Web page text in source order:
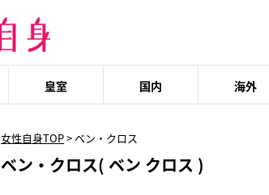
皇室 国内 海外
女性自身TOP> ベン・クロス
ベン・クロス( ベン クロス )